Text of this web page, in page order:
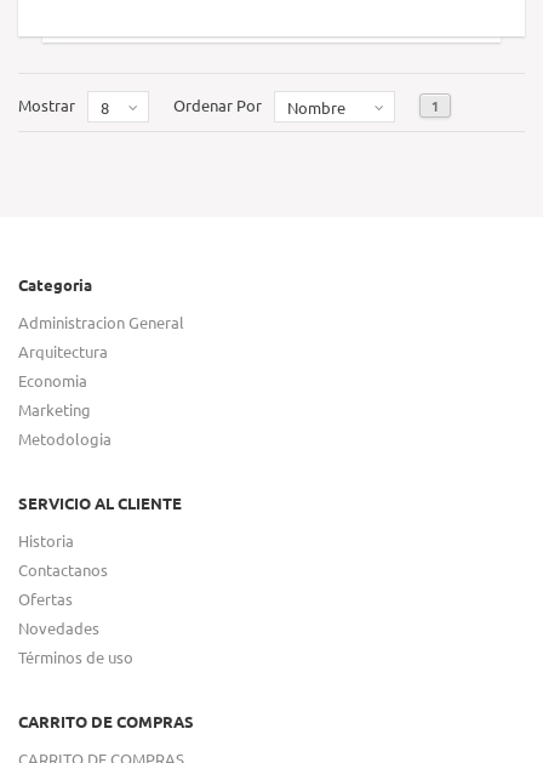
Mostrar 8 Ordenar Por Nombre 1
Categoria
Administracion General
Arquitectura
Economia
Marketing
Metodologia
SERVICIO AL CLIENTE
Historia
Contactanos
Ofertas
Novedades
Términos de uso
CARRITO DE COMPRAS